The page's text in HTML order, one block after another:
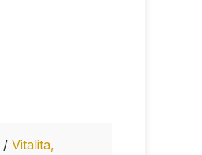
/ Vitalita,